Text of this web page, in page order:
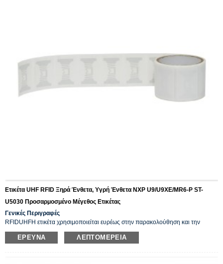
Ετικέτα UHF RFID Ξηρά Ένθετα, Υγρή Ένθετα NXP U9/U9XE/MR6-P ST-
U5030 Προσαρμοσμένο Μέγεθος Ετικέτας
Γενικές Περιγραφές
RFIDUHFΗ ετικέτα χρησιμοποιείται ευρέως στην παρακολούθηση και την
αναγνώριση περιουσιακών στοιχείων, στη διαχείριση αποθήκης
ένδυσης, διαχείριση logistics, λιανικές επιχειρήσεις κ.λπ. Συσκευάζεται σε ρολό
ΈΡΕΥΝΑ ΛΕΠΤΟΜΈΡΕΙΑ